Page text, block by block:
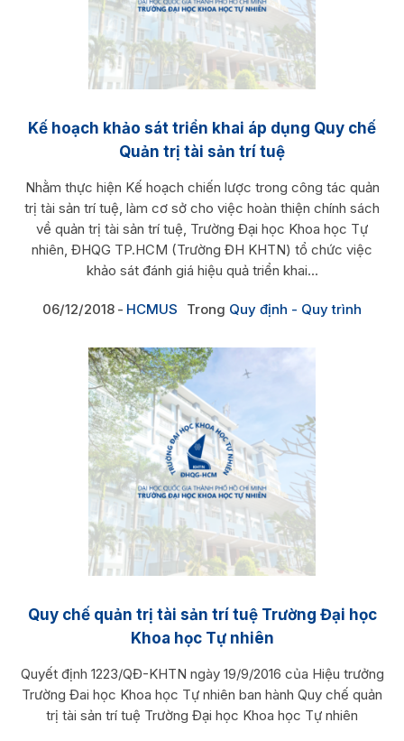
Kế hoạch khảo sát triển khai áp dụng Quy chế
Quản trị tài sản trí tuệ
Nhằm thực hiện Kế hoạch chiến lược trong công tác quản
trị tài sản trí tuệ, làm cơ sở cho việc hoàn thiện chính sách
về quản trị tài sản trí tuệ, Trường Đại học Khoa học Tự
nhiên, ĐHQG TP.HCM (Trường ĐH KHTN) tổ chức việc
khảo sát đánh giá hiệu quả triển khai...
06/12/2018 HCMUS Trong Quy định - Quy trình
Quy chế quản trị tài sản trí tuệ Trường Đại học
Khoa học Tự nhiên
Quyết định 1223/QĐ-KHTN ngày 19/9/2016 của Hiệu trưởng
Trường Đai học Khoa học Tự nhiên ban hành Quy chế quản
trị tài sản trí tuệ Trường Đại học Khoa học Tự nhiên